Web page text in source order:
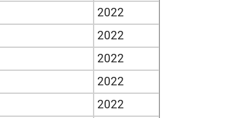
2022
2022
2022
2022
2022